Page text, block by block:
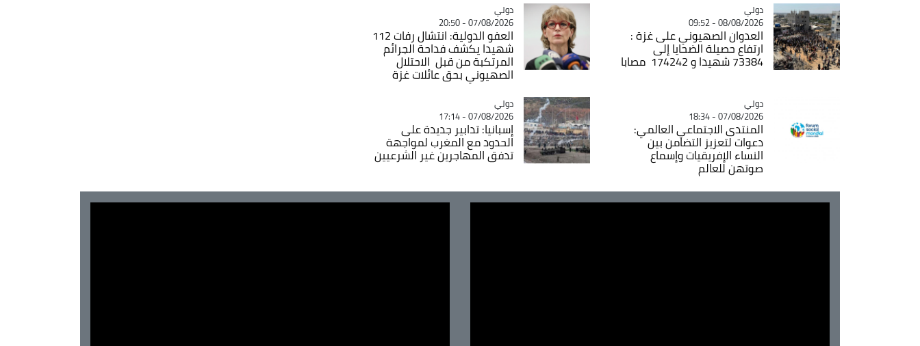
Catégorie
دولي
08/08/2026 - 09:52
العدوان الصهيوني على غزة :
ارتفاع حصيلة الضحايا إلى
73384 شهيدا و 174242 مصابا
Catégorie
دولي
07/08/2026 - 20:50
العفو الدولية: انتشال رفات 112
شهيدا يكشف فداحة الجرائم
المرتكبة من قبل الاحتلال
الصهيوني بحق عائلات غزة
Catégorie
دولي
07/08/2026 - 18:34
المنتدى الاجتماعي العالمي:
دعوات لتعزيز التضامن بين
النساء الإفريقيات وإسماع
صوتهن للعالم
Catégorie
دولي
07/08/2026 - 17:14
إسبانيا: تدابير جديدة على
الحدود مع المغرب لمواجهة
تدفق المهاجرين غير الشرعيين